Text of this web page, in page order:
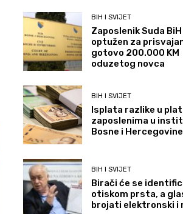
BIH I SVIJET
Zaposlenik Suda BiH
optužen za
gotovo 200.000 KM
oduzetog novca
BIH I SVIJET
Isplata razlike u
zaposlenima u
Bosne i Hercegovine
BIH I SVIJET
Birači će se
otiskom prsta, a
brojati elektronski i